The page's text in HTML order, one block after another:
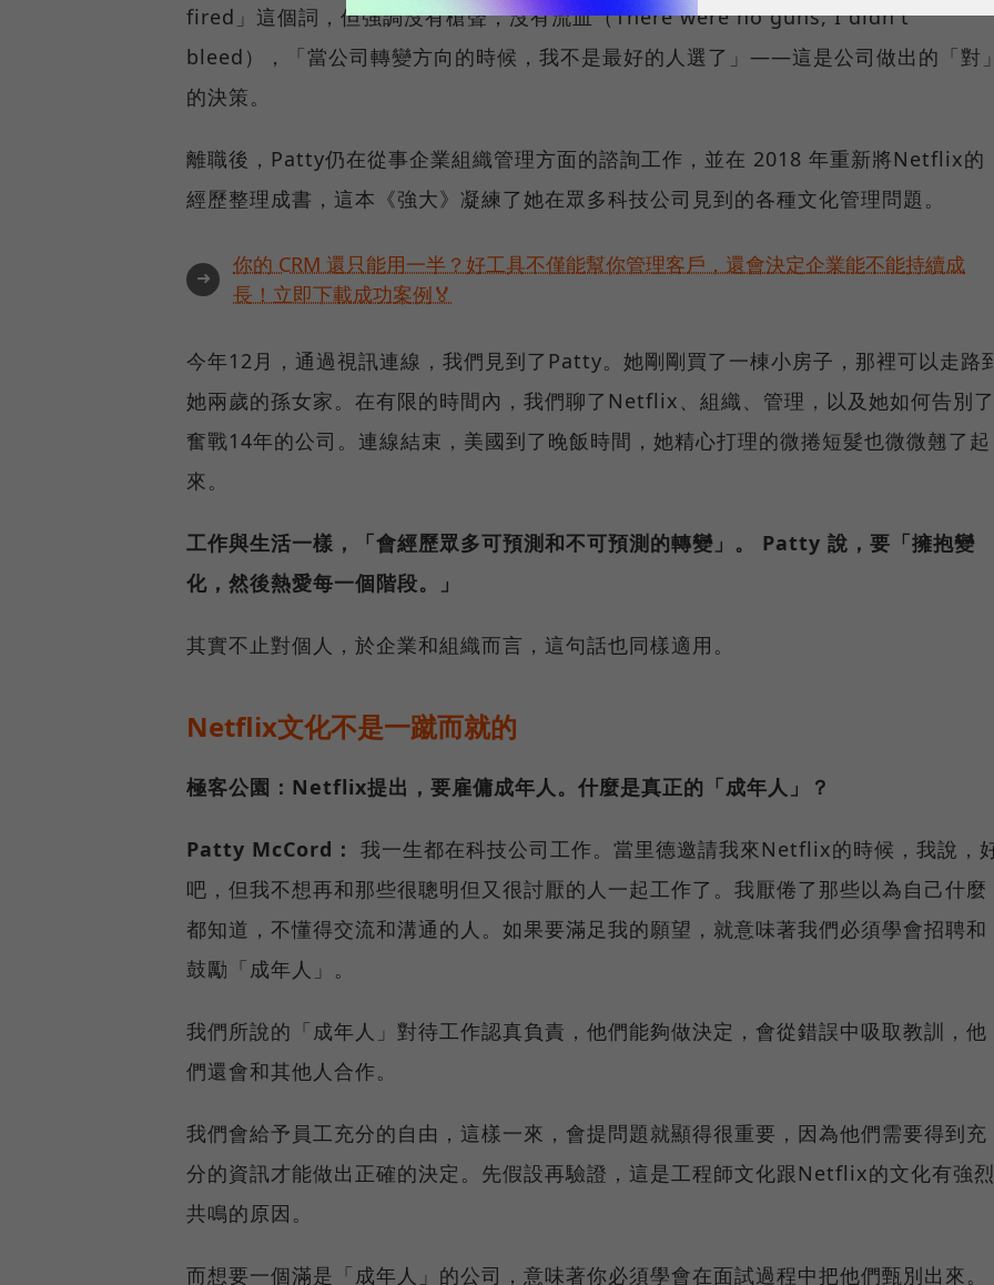
fired」這個詞，但強調沒有槍聲，沒有流血（There were no guns, I didn't
bleed），「當公司轉變方向的時候，我不是最好的人選了」——這是公司做出的「對
的決策。
離職後，Patty仍在從事企業組織管理方面的諮詢工作，並在 2018 年重新將Netflix的
經歷整理成書，這本《強大》凝練了她在眾多科技公司見到的各種文化管理問題。
➜
你的 CRM 還只能用一半？好工具不僅能幫你管理客戶，還會決定企業能不能持續成
長！立即下載成功案例🏅
今年12月，通過視訊連線，我們見到了Patty。她剛剛買了一棟小房子，那裡可以走路
她兩歲的孫女家。在有限的時間內，我們聊了Netflix、組織、管理，以及她如何告別了
奮戰14年的公司。連線結束，美國到了晚飯時間，她精心打理的微捲短髮也微微翹了起
來。
工作與生活一樣，「會經歷眾多可預測和不可預測的轉變」。 Patty 說，要「擁抱變
化，然後熱愛每一個階段。」
其實不止對個人，於企業和組織而言，這句話也同樣適用。
Netflix文化不是一蹴而就的
極客公園：Netflix提出，要雇傭成年人。什麼是真正的「成年人」？
Patty McCord： 我一生都在科技公司工作。當里德邀請我來Netflix的時候，我說，
吧，但我不想再和那些很聰明但又很討厭的人一起工作了。我厭倦了那些以為自己什麼
都知道，不懂得交流和溝通的人。如果要滿足我的願望，就意味著我們必須學會招聘和
鼓勵「成年人」。
我們所說的「成年人」對待工作認真負責，他們能夠做決定，會從錯誤中吸取教訓，他
們還會和其他人合作。
我們會給予員工充分的自由，這樣一來，會提問題就顯得很重要，因為他們需要得到充
分的資訊才能做出正確的決定。先假設再驗證，這是工程師文化跟Netflix的文化有強烈
共鳴的原因。
而想要一個滿是「成年人」的公司，意味著你必須學會在面試過程中把他們甄別出來。